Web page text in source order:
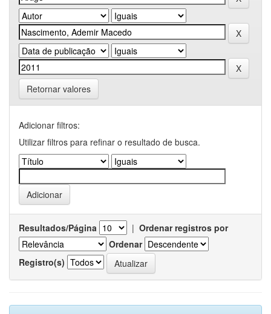
Retornar valores
Adicionar filtros:
Utilizar filtros para refinar o resultado de busca.
Resultados/Página | Ordenar registros por
Ordenar
Registro(s)